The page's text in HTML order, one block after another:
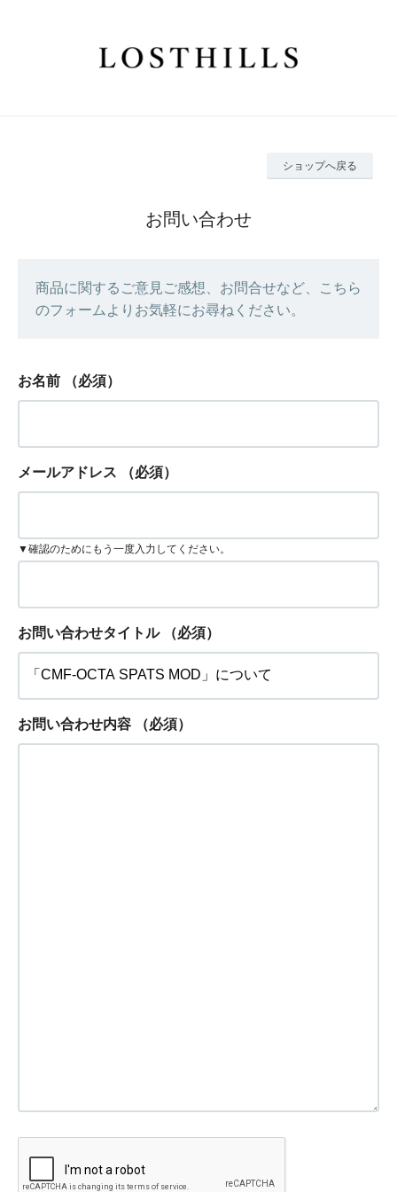
ショップへ戻る
お問い合わせ
商品に関するご意見ご感想、お問合せなど、こちら
のフォームよりお気軽にお尋ねください。
お名前 （必須）
メールアドレス （必須）
▼確認のためにもう一度入力してください。
お問い合わせタイトル （必須）
お問い合わせ内容 （必須）